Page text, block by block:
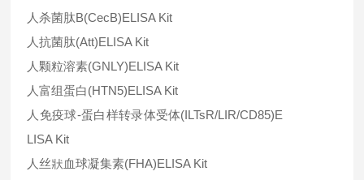
人杀菌肽B(CecB)ELISA Kit
人抗菌肽(Att)ELISA Kit
人颗粒溶素(GNLY)ELISA Kit
人富组蛋白(HTN5)ELISA Kit
人免疫球-蛋白样转录体受体(ILTsR/LIR/CD85)E
LISA Kit
人丝狀血球凝集素(FHA)ELISA Kit